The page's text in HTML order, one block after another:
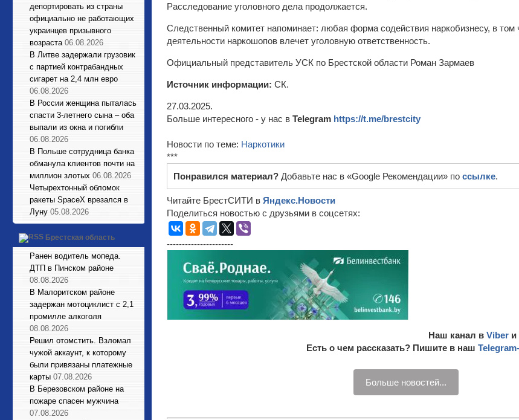
депортировать из страны
официально не работающих
украинцев призывного
возраста 06.08.2026
В Литве задержали грузовик
с партией контрабандных
сигарет на 2,4 млн евро
06.08.2026
В России женщина пыталась
спасти 3-летнего сына – оба
выпали из окна и погибли
06.08.2026
В Польше сотрудница банка
обманула клиентов почти на
миллион злотых 06.08.2026
Четырехтонный обломок
ракеты SpaceX врезался в
Луну 05.08.2026
Брестская область
Ранен водитель мопеда.
ДТП в Пинском районе
08.08.2026
В Малоритском районе
задержан мотоциклист с 2,1
промилле алкоголя
08.08.2026
Решил отомстить. Взломал
чужой аккаунт, к которому
были привязаны платежные
карты 07.08.2026
В Березовском районе на
пожаре спасен мужчина
07.08.2026
Расследование уголовного дела продолжается.
Следственный комитет напоминает: любая форма содействия наркобизнесу, в
деятельности наркошопов влечет уголовную ответственность.
Официальный представитель УСК по Брестской области Роман Зармаев
Источник информации: СК.
27.03.2025.
Больше интересного - у нас в Telegram https://t.me/brestcity
Новости по теме: Наркотики
***
Понравился материал? Добавьте нас в «Google Рекомендации» по ссылке.
Читайте БрестСИТИ в Яндекс.Новости
Поделиться новостью с друзьями в соцсетях:
----------------------
Наш канал в Viber и
Есть о чем рассказать? Пишите в наш
Больше новостей...